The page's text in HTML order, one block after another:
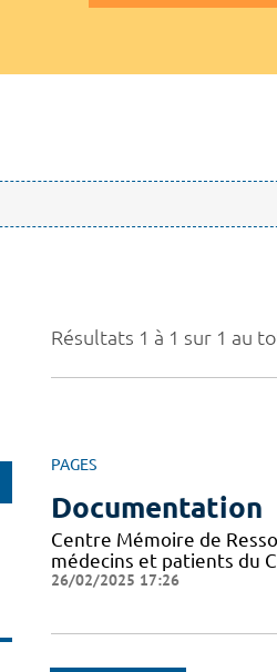
Résultats 1 à 1 sur 1 au
PAGES
Documentation
Centre Mémoire de
médecins et patients du
26/02/2025 17:26